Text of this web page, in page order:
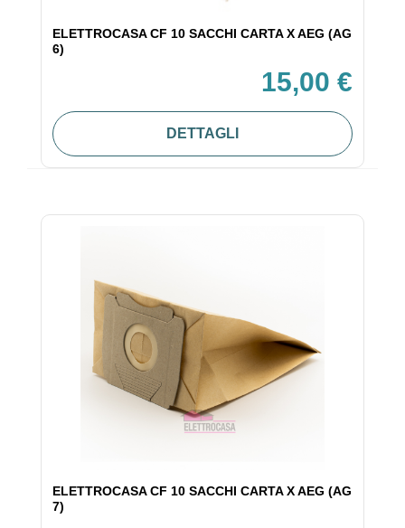
ELETTROCASA CF 10 SACCHI CARTA X AEG (AG
6)
15,00 €
DETTAGLI
ELETTROCASA CF 10 SACCHI CARTA X AEG (AG
7)